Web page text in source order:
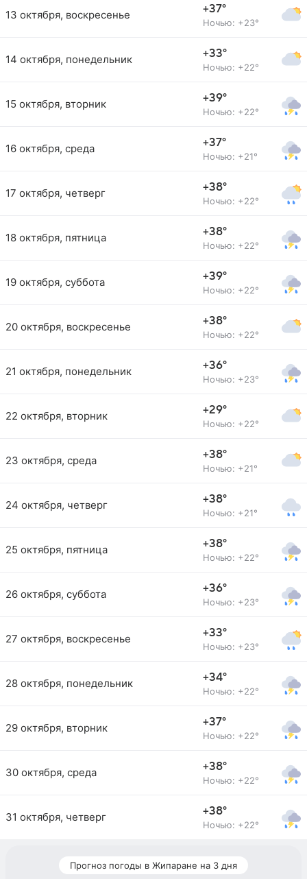
13 октября, воскресенье +37°
Ночью: +23°
14 октября, понедельник +33°
Ночью: +22°
15 октября, вторник +39°
Ночью: +22°
16 октября, среда +37°
Ночью: +21°
17 октября, четверг +38°
Ночью: +22°
18 октября, пятница +38°
Ночью: +22°
19 октября, суббота +39°
Ночью: +22°
20 октября, воскресенье +38°
Ночью: +22°
21 октября, понедельник +36°
Ночью: +23°
22 октября, вторник +29°
Ночью: +22°
23 октября, среда +38°
Ночью: +21°
24 октября, четверг +38°
Ночью: +21°
25 октября, пятница +38°
Ночью: +22°
26 октября, суббота +36°
Ночью: +23°
27 октября, воскресенье +33°
Ночью: +23°
28 октября, понедельник +34°
Ночью: +22°
29 октября, вторник +37°
Ночью: +22°
30 октября, среда +38°
Ночью: +22°
31 октября, четверг +38°
Ночью: +22°
Прогноз погоды в Жипаране на 3 дня